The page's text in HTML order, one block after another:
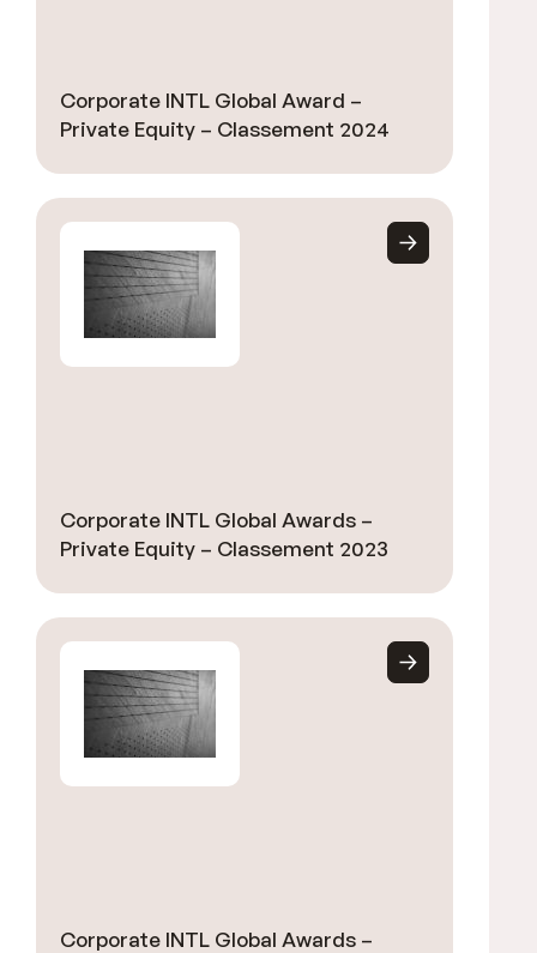
Corporate INTL Global Award –
Private Equity – Classement 2024
Corporate INTL Global Awards –
Private Equity – Classement 2023
Corporate INTL Global Awards –